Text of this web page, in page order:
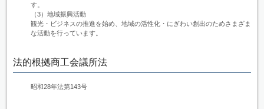
す。
（3）地域振興活動
観光・ビジネスの推進を始め、地域の活性化・にぎわい創出のためさまざま
な活動を行っています。
法的根拠商工会議所法
昭和28年法第143号